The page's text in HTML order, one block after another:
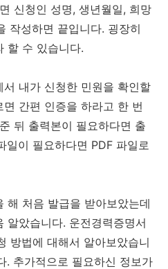
신청인 성명, 생년월일, 희망
작성하면 끝입니다. 굉장히
할 수 있습니다.
내가 신청한 민원을 확인할
간편 인증을 하라고 한 번
뒤 출력본이 필요하다면 출
일이 필요하다면 PDF 파일로
해 처음 발급을 받아보았는데
알았습니다. 운전경력증명서
방법에 대해서 알아보았습니
. 추가적으로 필요하신 정보가